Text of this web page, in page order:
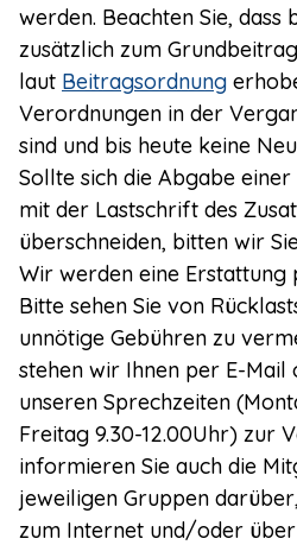
werden. Beachten Sie,
zusätzlich zum
laut Beitragsordnung
Verordnungen in der
sind und bis heute keine
Sollte sich die Abgabe
mit der Lastschrift des
überschneiden, bitten wir
Wir werden eine Erstattung
Bitte sehen Sie von
unnötige Gebühren zu
stehen wir Ihnen per E-Mail
unseren Sprechzeiten
Freitag 9.30-12.00Uhr) zur
informieren Sie auch die
jeweiligen Gruppen
zum Internet und/oder